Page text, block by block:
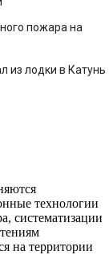
пожара на
из лодки в Катунь
технологии
систематизации
на территории